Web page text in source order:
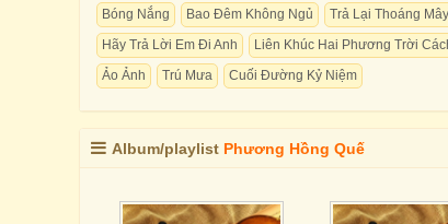
Bóng Nắng
Bao Đêm Không Ngủ Trả Lại Thoáng
Hãy Trả Lời Em Đi Anh
Liên Khúc Hai Phương Trời
Ảo Ảnh
Trú Mưa Cuối Đường Kỷ Niệm
Album/playlist Phương Hồng Quế